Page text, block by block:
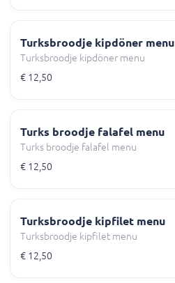
Turksbroodje kipdöner menu
Turksbroodje kipdöner menu
€ 12,50
Turks broodje falafel menu
Turks broodje falafel menu
€ 12,50
Turksbroodje kipfilet menu
Turksbroodje kipfilet menu
€ 12,50